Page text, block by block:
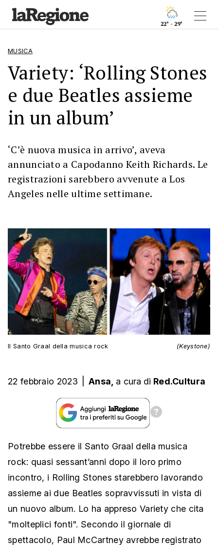
22° - 29°
MUSICA
Variety: ‘Rolling Stones
e due Beatles assieme
in un album’
‘C’è nuova musica in arrivo’, aveva
annunciato a Capodanno Keith Richards. Le
registrazioni sarebbero avvenute a Los
Angeles nelle ultime settimane.
Il Santo Graal della musica rock (Keystone)
22 febbraio 2023 Ansa, a cura di Red.Cultura
Potrebbe essere il Santo Graal della musica
rock: quasi sessant’anni dopo il loro primo
incontro, i Rolling Stones starebbero lavorando
assieme ai due Beatles sopravvissuti in vista di
un nuovo album. Lo ha appreso Variety che cita
"molteplici fonti". Secondo il giornale di
spettacolo, Paul McCartney avrebbe registrato